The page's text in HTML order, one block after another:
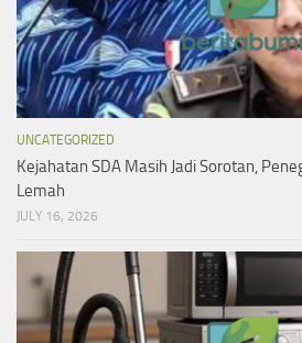
UNCATEGORIZED
Kejahatan SDA Masih Jadi Sorotan,
Lemah
JULY 16, 2026